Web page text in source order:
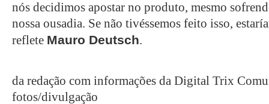
nós decidimos apostar no produto, mesmo
nossa ousadia. Se não tivéssemos feito isso,
reflete Mauro Deutsch.
da redação com informações da Digital Trix
fotos/divulgação